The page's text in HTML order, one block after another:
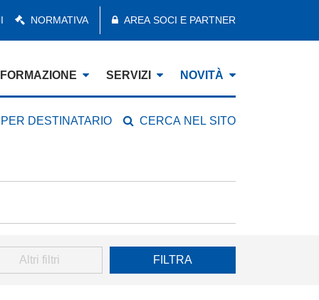
NORMATIVA AREA SOCI E PARTNER
FORMAZIONE SERVIZI NOVITÀ
DESTINATARIO CERCA NEL SITO
Altri filtri FILTRA